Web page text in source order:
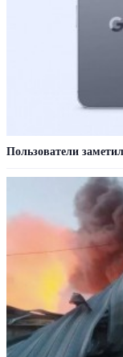
Пользователи